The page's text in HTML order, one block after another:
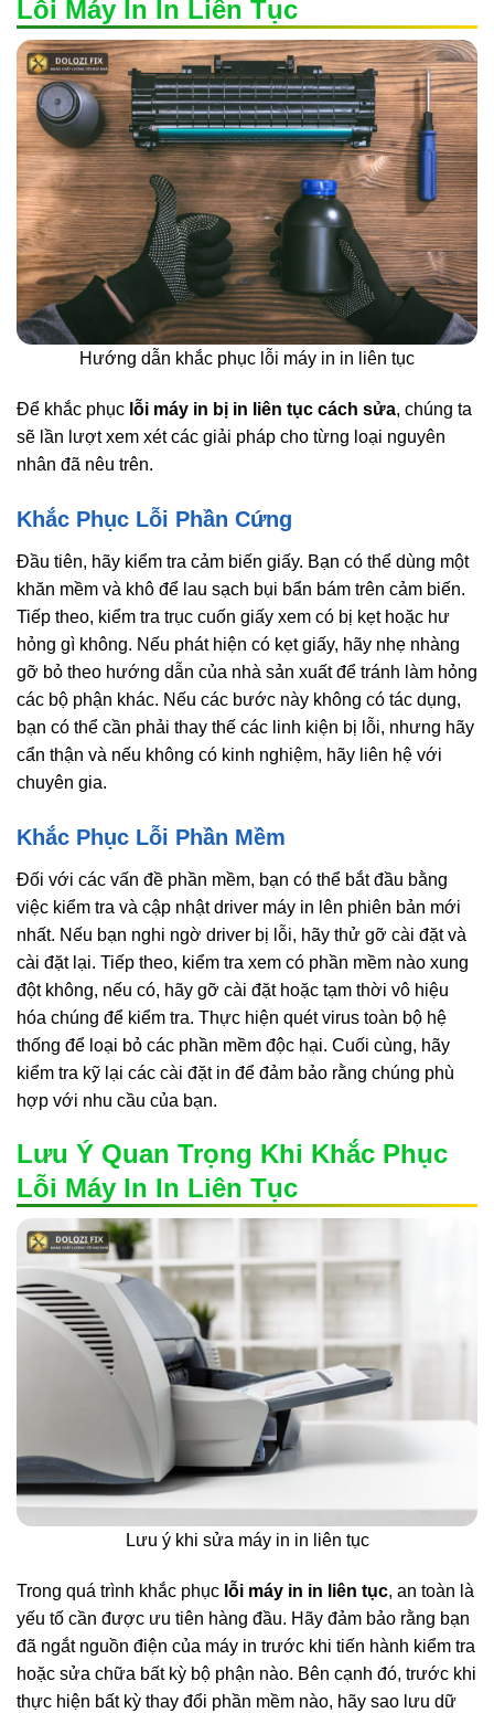
Lỗi Máy In In Liên Tục
Hướng dẫn khắc phục lỗi máy in in liên tục
Để khắc phục lỗi máy in bị in liên tục cách sửa, chúng ta
sẽ lần lượt xem xét các giải pháp cho từng loại nguyên
nhân đã nêu trên.
Khắc Phục Lỗi Phần Cứng
Đầu tiên, hãy kiểm tra cảm biến giấy. Bạn có thể dùng một
khăn mềm và khô để lau sạch bụi bẩn bám trên cảm biến.
Tiếp theo, kiểm tra trục cuốn giấy xem có bị kẹt hoặc hư
hỏng gì không. Nếu phát hiện có kẹt giấy, hãy nhẹ nhàng
gỡ bỏ theo hướng dẫn của nhà sản xuất để tránh làm hỏng
các bộ phận khác. Nếu các bước này không có tác dụng,
bạn có thể cần phải thay thế các linh kiện bị lỗi, nhưng hãy
cẩn thận và nếu không có kinh nghiệm, hãy liên hệ với
chuyên gia.
Khắc Phục Lỗi Phần Mềm
Đối với các vấn đề phần mềm, bạn có thể bắt đầu bằng
việc kiểm tra và cập nhật driver máy in lên phiên bản mới
nhất. Nếu bạn nghi ngờ driver bị lỗi, hãy thử gỡ cài đặt và
cài đặt lại. Tiếp theo, kiểm tra xem có phần mềm nào xung
đột không, nếu có, hãy gỡ cài đặt hoặc tạm thời vô hiệu
hóa chúng để kiểm tra. Thực hiện quét virus toàn bộ hệ
thống để loại bỏ các phần mềm độc hại. Cuối cùng, hãy
kiểm tra kỹ lại các cài đặt in để đảm bảo rằng chúng phù
hợp với nhu cầu của bạn.
Lưu Ý Quan Trọng Khi Khắc Phục
Lỗi Máy In In Liên Tục
Lưu ý khi sửa máy in in liên tục
Trong quá trình khắc phục lỗi máy in in liên tục, an toàn là
yếu tố cần được ưu tiên hàng đầu. Hãy đảm bảo rằng bạn
đã ngắt nguồn điện của máy in trước khi tiến hành kiểm tra
hoặc sửa chữa bất kỳ bộ phận nào. Bên cạnh đó, trước khi
thực hiện bất kỳ thay đổi phần mềm nào, hãy sao lưu dữ